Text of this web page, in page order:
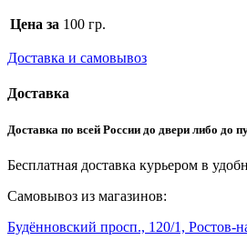
Цена за 100 гр.
Доставка и самовывоз
Доставка
Доставка по всей России до двери либо до
Бесплатная доставка курьером в
Самовывоз из магазинов:
Будённовский просп., 120/1, Ростов-